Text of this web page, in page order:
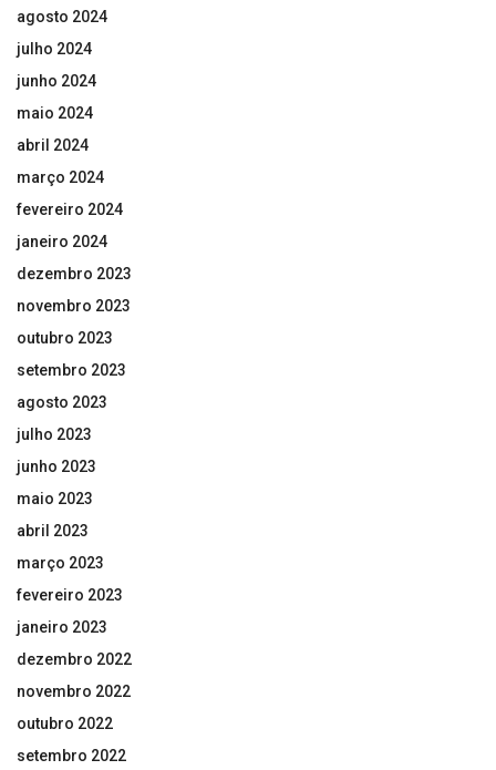
agosto 2024
julho 2024
junho 2024
maio 2024
abril 2024
março 2024
fevereiro 2024
janeiro 2024
dezembro 2023
novembro 2023
outubro 2023
setembro 2023
agosto 2023
julho 2023
junho 2023
maio 2023
abril 2023
março 2023
fevereiro 2023
janeiro 2023
dezembro 2022
novembro 2022
outubro 2022
setembro 2022